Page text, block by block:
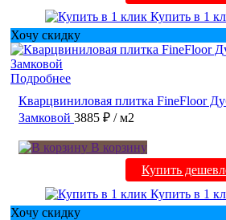
Купить в 1
Хочу скидку
Подробнее
Кварцвиниловая плитка FineFloor
Замковой 3885 ₽ / м2
В корзину
Купить
Купить в 1
Хочу скидку